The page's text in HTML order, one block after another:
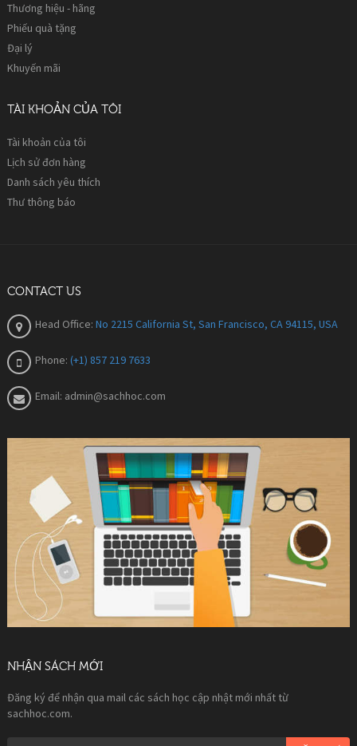
Thương hiệu - hãng
Phiếu quà tặng
Đại lý
Khuyến mãi
TÀI KHOẢN CỦA TÔI
Tài khoản của tôi
Lịch sử đơn hàng
Danh sách yêu thích
Thư thông báo
CONTACT US
Head Office: No 2215 California St, San Francisco, CA 94115, USA
Phone: (+1) 857 219 7633
Email: admin@sachhoc.com
NHẬN SÁCH MỚI
Đăng ký để nhận qua mail các sách học cập nhật mới nhất từ
sachhoc.com.